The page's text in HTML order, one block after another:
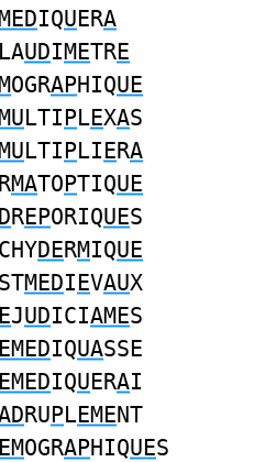
IQUERA
UDIMETRE
OGRAPHIQUE
LTIPLEXAS
LTIPLIERA
RMATOPTIQUE
REPORIQUES
CHYDERMIQUE
MEDIEVAUX
EJUDICIAMES
EMEDIQUASSE
EMEDIQUERAI
RUPLEMENT
OGRAPHIQUES